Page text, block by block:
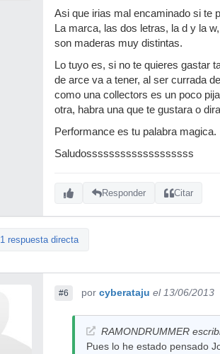
Asi que irias mal encaminado si te
La marca, las dos letras, la d y la
son maderas muy distintas.
Lo tuyo es, si no te quieres gastar
de arce va a tener, al ser currada
como una collectors es un poco
otra, habra una que te gustara o
Performance es tu palabra magica.
Saludosssssssssssssssssss
Responder Citar
1 respuesta directa
#6 por cyberataju el 13/06/2013
RAMONDRUMMER
Pues lo he estado pensado